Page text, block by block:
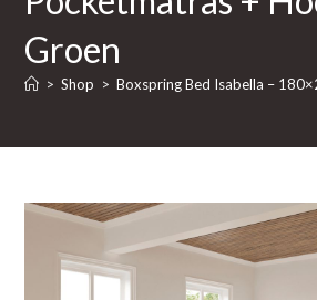
Groen
> Shop > Boxspring Bed Isabella –